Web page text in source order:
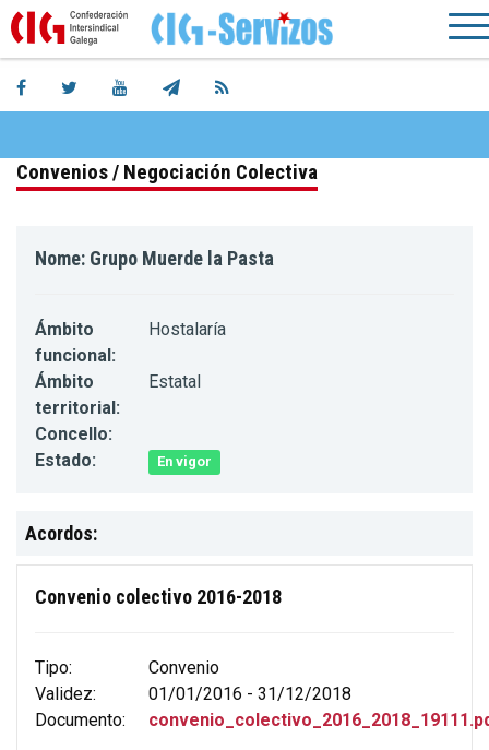
Convenios / Negociación Colectiva
Nome: Grupo Muerde la Pasta
Ámbito
funcional:
Hostalaría
Ámbito
territorial:
Estatal
Concello:
Estado:
En vigor
Acordos:
Convenio colectivo 2016-2018
Tipo:
Convenio
Validez:
01/01/2016 - 31/12/2018
Documento: